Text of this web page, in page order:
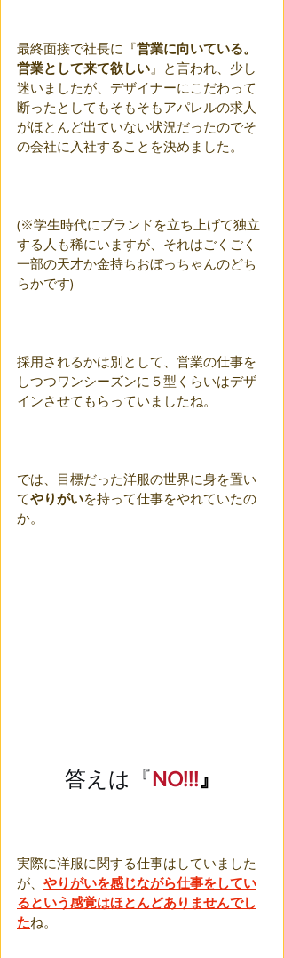
最終面接で社長に『営業に向いている。
営業として来て欲しい 』と言われ、少し
迷いましたが、デザイナーにこだわって
断ったとしてもそもそもアパレルの求人
がほとんど出ていない状況だったのでそ
の会社に入社することを決めました。
(※学生時代にブランドを立ち上げて独立
する人も稀にいますが、それはごくごく
一部の天才か金持ちおぼっちゃんのどち
らかです)
採用されるかは別として、営業の仕事を
しつつワンシーズンに５型くらいはデザ
インさせてもらっていましたね。
では、目標だった洋服の世界に身を置い
てやりがいを持って仕事をやれていたの
か。
答えは『NO!!!』
実際に洋服に関する仕事はしていました
が、 やりがいを感じながら仕事をしてい
るという感覚はほとんどありませんでし
たね。